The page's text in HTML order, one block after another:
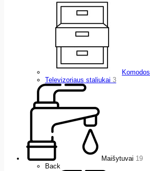
Komodos
Televizoriaus staliukai 3
Maišytuvai 19
Back